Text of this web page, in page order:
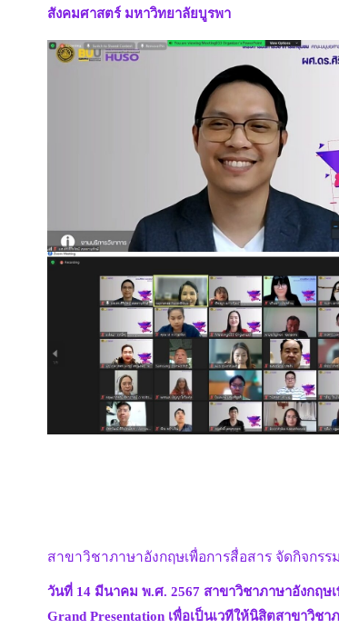
สังคมศาสตร์ มหาวิทยาลัยบูรพา
สาขาวิชาภาษาอังกฤษเพื่อการสื่อสาร จัดกิจกรรม
วันที่ 14 มีนาคม พ.ศ. 2567 สาขาวิชาภาษาอังกฤษ
Grand Presentation เพื่อเป็นเวทีให้นิสิตสาขาวิ